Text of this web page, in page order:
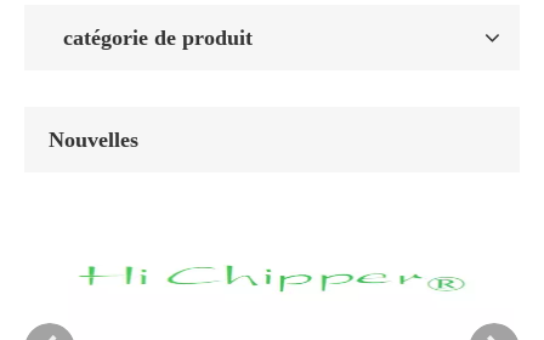
catégorie de produit
Nouvelles